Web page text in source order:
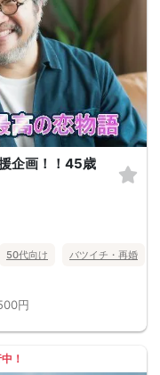
企画！！45歳
50代向け バツイチ・再婚
円
！